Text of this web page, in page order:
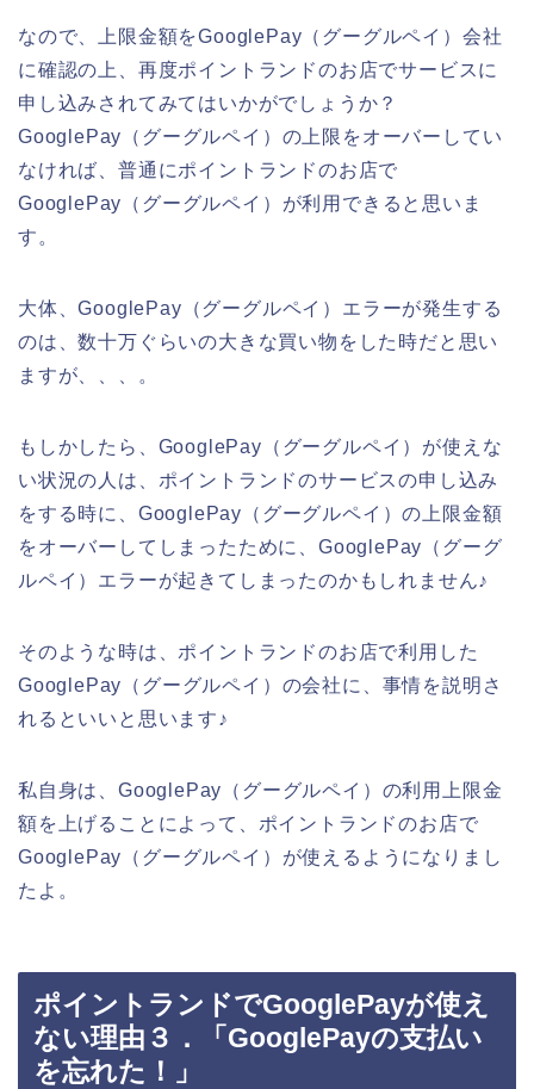
なので、上限金額をGooglePay（グーグルペイ）会社
に確認の上、再度ポイントランドのお店でサービスに
申し込みされてみてはいかがでしょうか？
GooglePay（グーグルペイ）の上限をオーバーしてい
なければ、普通にポイントランドのお店で
GooglePay（グーグルペイ）が利用できると思いま
す。
大体、GooglePay（グーグルペイ）エラーが発生する
のは、数十万ぐらいの大きな買い物をした時だと思い
ますが、、、。
もしかしたら、GooglePay（グーグルペイ）が使えな
い状況の人は、ポイントランドのサービスの申し込み
をする時に、GooglePay（グーグルペイ）の上限金額
をオーバーしてしまったために、GooglePay（グーグ
ルペイ）エラーが起きてしまったのかもしれません♪
そのような時は、ポイントランドのお店で利用した
GooglePay（グーグルペイ）の会社に、事情を説明さ
れるといいと思います♪
私自身は、GooglePay（グーグルペイ）の利用上限金
額を上げることによって、ポイントランドのお店で
GooglePay（グーグルペイ）が使えるようになりまし
たよ。
ポイントランドでGooglePayが使え
ない理由３．「GooglePayの支払い
を忘れた！」